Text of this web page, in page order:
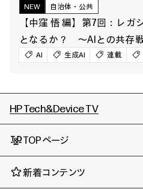
NEW 自治体・公共
【中窪 悟 編】第7回：レガ
となるか？ ～AIとの共存
AI 生成AI 連載
HP Tech&Device TV
TOPページ
新着コンテンツ